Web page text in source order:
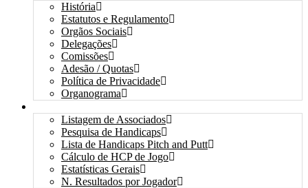
História
Estatutos e Regulamento
Orgãos Sociais
Delegações
Comissões
Adesão / Quotas
Política de Privacidade
Organograma
Listagem de Associados
Pesquisa de Handicaps
Lista de Handicaps Pitch and Putt
Cálculo de HCP de Jogo
Estatísticas Gerais
N. Resultados por Jogador